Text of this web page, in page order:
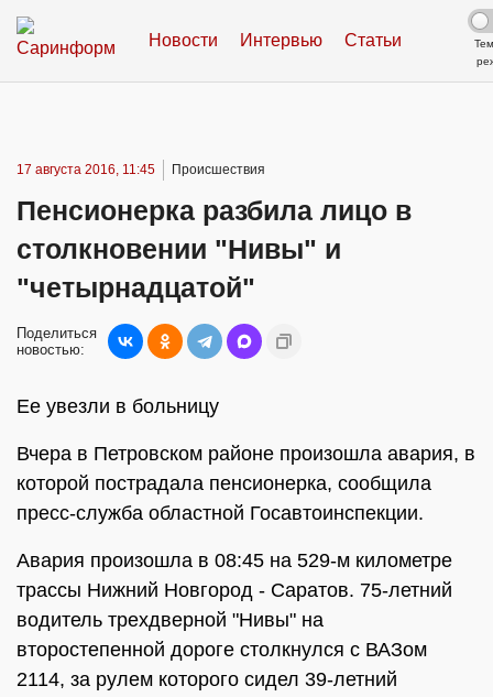
Новости Интервью Статьи
17 августа 2016, 11:45 Происшествия
Пенсионерка разбила лицо в
столкновении "Нивы" и
"четырнадцатой"
Поделиться
новостью:
Ее увезли в больницу
Вчера в Петровском районе произошла авария, в
которой пострадала пенсионерка, сообщила
пресс-служба областной Госавтоинспекции.
Авария произошла в 08:45 на 529-м километре
трассы Нижний Новгород - Саратов. 75-летний
водитель трехдверной "Нивы" на
второстепенной дороге столкнулся с ВАЗом
2114, за рулем которого сидел 39-летний